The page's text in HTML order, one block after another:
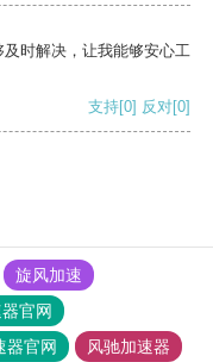
时解决，让我能够安心工
支持[0] 反对[0]
旋风加速
官网
器官网
风驰加速器